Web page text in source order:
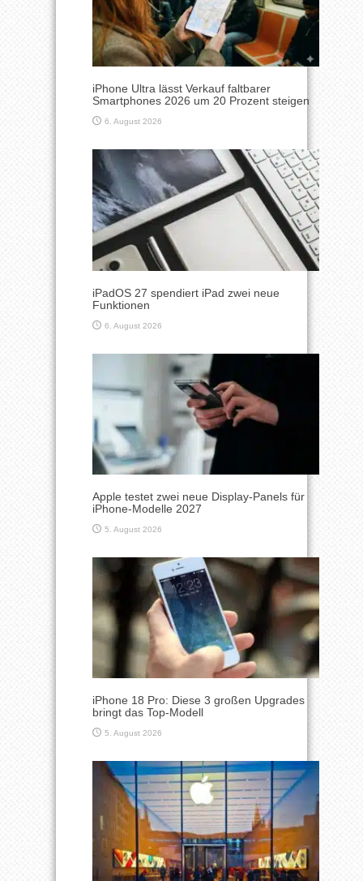
iPhone Ultra lässt Verkauf faltbarer
Smartphones 2026 um 20 Prozent steigen
6. August 2026
iPadOS 27 spendiert iPad zwei neue
Funktionen
6. August 2026
Apple testet zwei neue Display-Panels für
iPhone-Modelle 2027
5. August 2026
iPhone 18 Pro: Diese 3 großen Upgrades
bringt das Top-Modell
5. August 2026